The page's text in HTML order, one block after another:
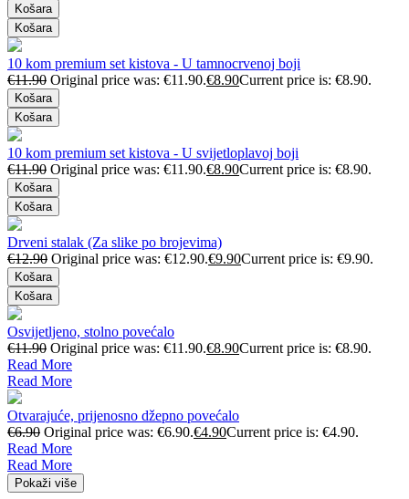
Košara
Košara
10 kom premium set kistova - U tamnocrvenoj boji
€11.90 Original price was: €11.90.€8.90Current price is: €8.90.
Košara
Košara
10 kom premium set kistova - U svijetloplavoj boji
€11.90 Original price was: €11.90.€8.90Current price is: €8.90.
Košara
Košara
Drveni stalak (Za slike po brojevima)
€12.90 Original price was: €12.90.€9.90Current price is: €9.90.
Košara
Košara
Osvijetljeno, stolno povećalo
€11.90 Original price was: €11.90.€8.90Current price is: €8.90.
Read More
Read More
Otvarajuće, prijenosno džepno povećalo
€6.90 Original price was: €6.90.€4.90Current price is: €4.90.
Read More
Read More
Pokaži više